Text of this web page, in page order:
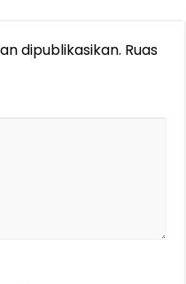
dipublikasikan. Ruas